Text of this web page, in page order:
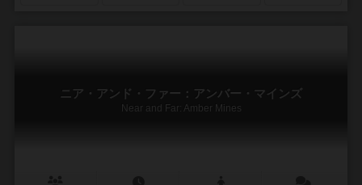
ニア・アンド・ファー：アンバー・マインズ
Near and Far: Amber Mines